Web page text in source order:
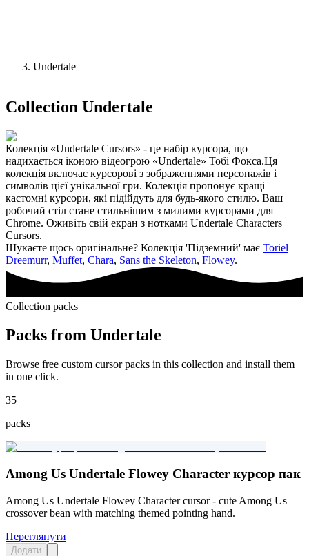
Undertale
Collection Undertale
Колекція «Undertale Cursors» - це набір курсора, що
надихається іконою відеогрою «Undertale» Тобі Фокса.Ця
колекція включає курсорові з зображеннями персонажів і
символів цієї унікальної гри. Колекція пропонує кращі
кастомні курсори, які підійдуть для будь-якого стилю. Ваш
робочий стіл стане стильнішим з милими курсорами для
Chrome. Оживіть свій екран з нотками Undertale Characters
Cursors.
Шукаєте щось оригінальне? Колекція 'Підземний' має Toriel
Dreemurr, Muffet, Chara, Sans the Skeleton, Flowey.
Collection packs
Packs from Undertale
Browse free custom cursor packs in this collection and install them
in one click.
35
packs
Among Us Undertale Flowey Character курсор пак
Among Us Undertale Flowey Character cursor - cute Among Us
crossover bean with matching themed pointing hand.
Переглянути
Додати